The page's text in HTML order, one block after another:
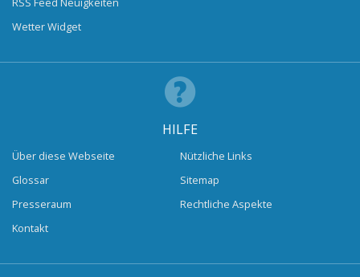
Wetter Widget
HILFE
Über diese Webseite
Glossar
Presseraum
Kontakt
Nützliche Links
Sitemap
Rechtliche Aspekte